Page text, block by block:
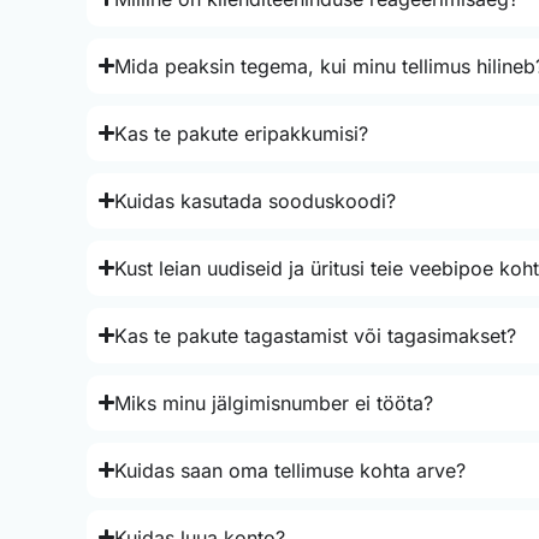
Mida peaksin tegema, kui minu tellimus
Kas te pakute eripakkumisi?
Kuidas kasutada sooduskoodi?
Kust leian uudiseid ja üritusi teie veebipoe
Kas te pakute tagastamist või tagasimakset?
Miks minu jälgimisnumber ei tööta?
Kuidas saan oma tellimuse kohta arve?